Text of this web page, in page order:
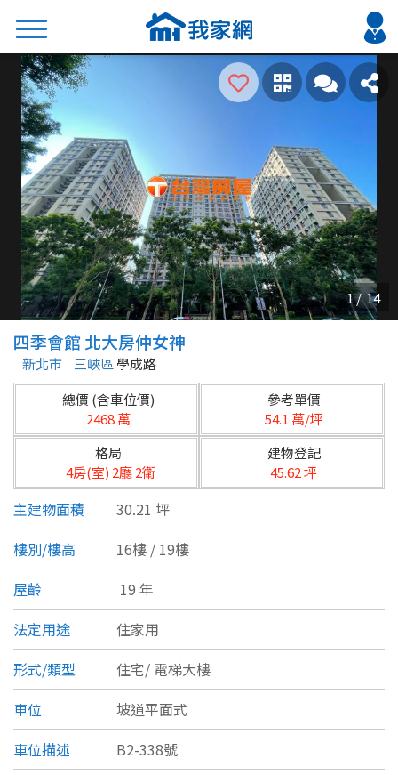
搜尋
熱門關鍵字
2026 台北降價好屋限量釋出
2026 新北降價好屋限量釋出
2026 台中降價好屋限量釋出
2026 台南降價好屋限量釋出
2026 高雄降價好屋限量釋出
縣市
不限
台北市
基隆市
新北市
宜蘭縣
桃園市
新竹市
新竹縣
苗栗縣
台中市
彰化縣
區域
類型(可複選)
公寓
別墅 透天厝
農舍 辦公
四季會館 北大房仲女神
新北市 三峽區學成路
總價 (含車位價)
2468 萬
參考單價
54.1 萬/坪
格局
4房(室) 2廳 2衛
建物登記
45.62 坪
主建物面積
30.21 坪
樓別/樓高
16樓 / 19樓
屋齡
19 年
法定用途
住家用
形式/類型
住宅/ 電梯大樓
車位
坡道平面式
車位描述
B2-338號